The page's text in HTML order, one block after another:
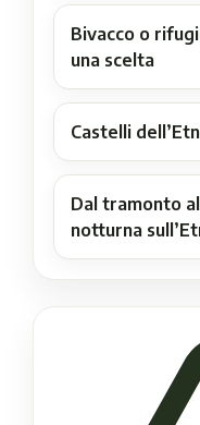
Bivacco o
una scelta
Castelli
Dal tramonto
notturna